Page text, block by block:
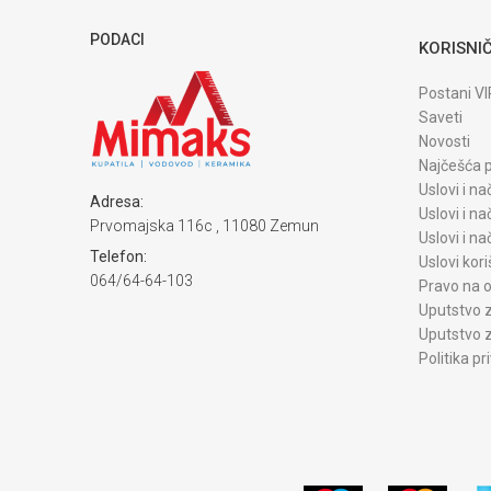
PODACI
Adresa:
Prvomajska 116c , 11080 Zemun
Telefon:
064/64-64-103
Postani
Saveti
Novosti
Najčešća
Uslovi i
Uslovi i
Uslovi i
Uslovi
Pravo na
Uputstvo
Uputstvo
Politika